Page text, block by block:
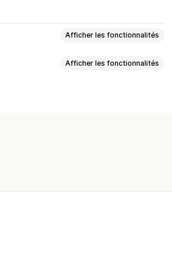
Afficher les fonctionnalités
Afficher les fonctionnalités